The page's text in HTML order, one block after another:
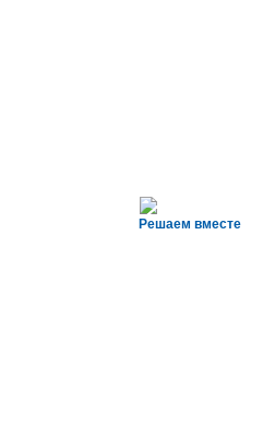
Решаем вместе